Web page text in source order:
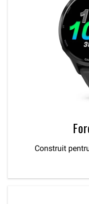
Construit